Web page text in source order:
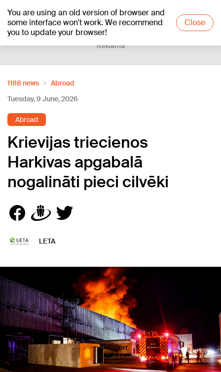
You are using an old version of browser and
some interface won't work. We recommend
you to update your browser!
Close
+20°C
Reklāma
1188 news
Abroad
Tuesday, 9 June, 2026
Abroad
Krievijas triecienos
Harkivas apgabalā
nogalināti pieci cilvēki
LETA